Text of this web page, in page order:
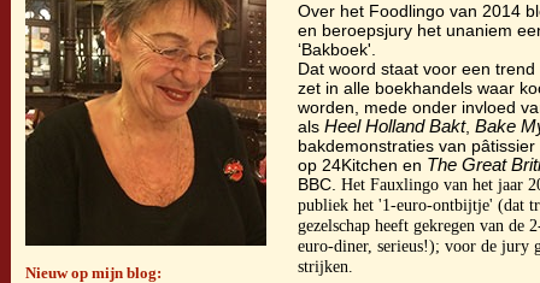
Nieuw op mijn blog:
Over het Foodlingo van 2014
en beroepsjury het unaniem
‘Bakboek'.
Dat woord staat voor een
zet in alle boekhandels waar
worden, mede onder invloed
als Heel Holland Bakt, Bake
bakdemonstraties van
op 24Kitchen en The Great
BBC. Het Fauxlingo van het jaar
publiek het '1-euro-ontbijtje' (dat
gezelschap heeft gekregen van de
euro-diner, serieus!); voor de jury
strijken.